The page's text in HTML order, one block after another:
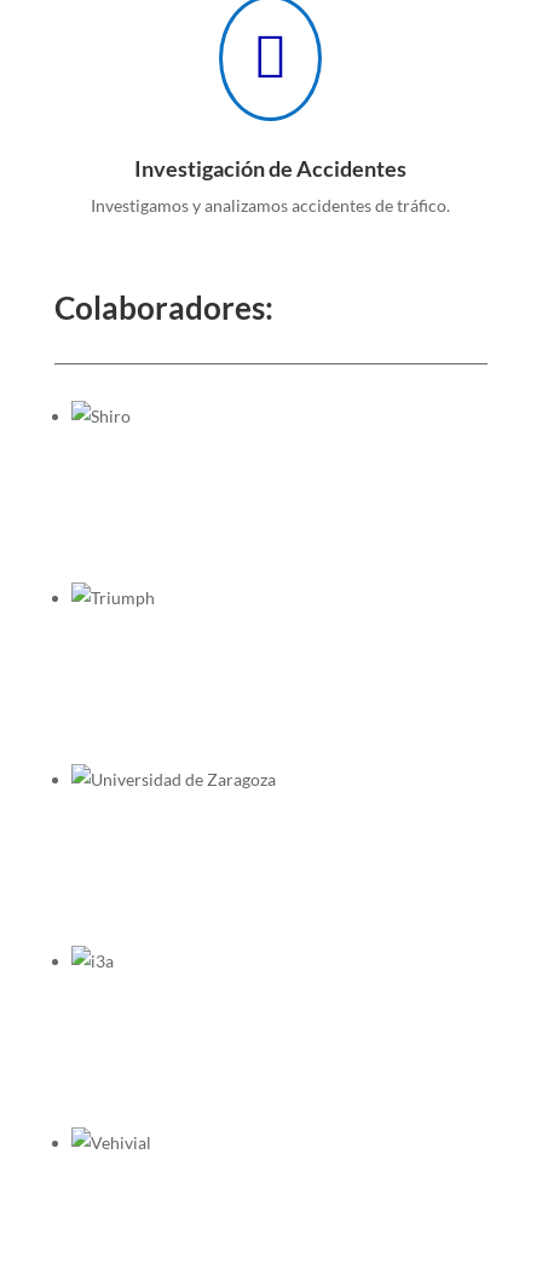

Investigación de Accidentes
Investigamos y analizamos accidentes de tráfico.
Colaboradores: